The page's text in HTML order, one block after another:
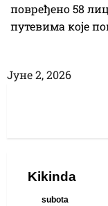
повређено 58
путевима које
Јуне 2, 2026